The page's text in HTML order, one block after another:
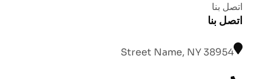
اتصل بنا
اتصل بنا
Street Name, NY 38954